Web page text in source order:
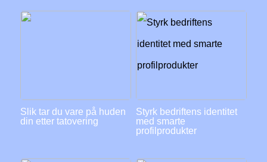
Slik tar du vare på huden
din etter tatovering
Styrk bedriftens identitet
med smarte
profilprodukter